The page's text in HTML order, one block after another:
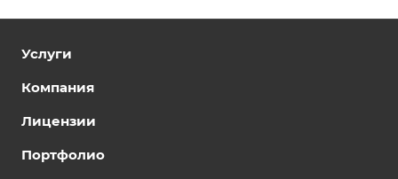
Услуги
Компания
Лицензии
Портфолио